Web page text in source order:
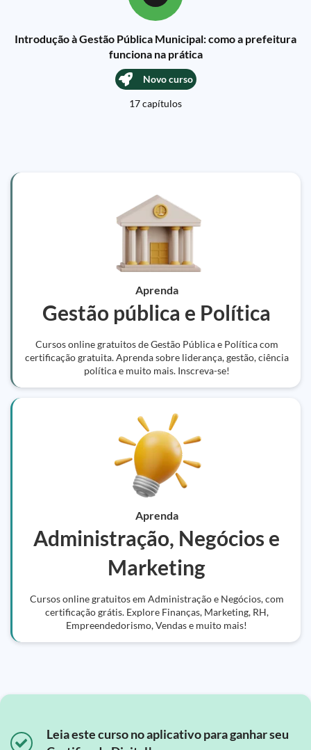
Introdução à Gestão Pública Municipal: como a prefeitura
funciona na prática
Novo curso
17 capítulos
Aprenda
Gestão pública e Política
Cursos online gratuitos de Gestão Pública e Política com
certificação gratuita. Aprenda sobre liderança, gestão, ciência
política e muito mais. Inscreva-se!
Aprenda
Administração, Negócios e
Marketing
Cursos online gratuitos em Administração e Negócios, com
certificação grátis. Explore Finanças, Marketing, RH,
Empreendedorismo, Vendas e muito mais!
Leia este curso no aplicativo para ganhar seu